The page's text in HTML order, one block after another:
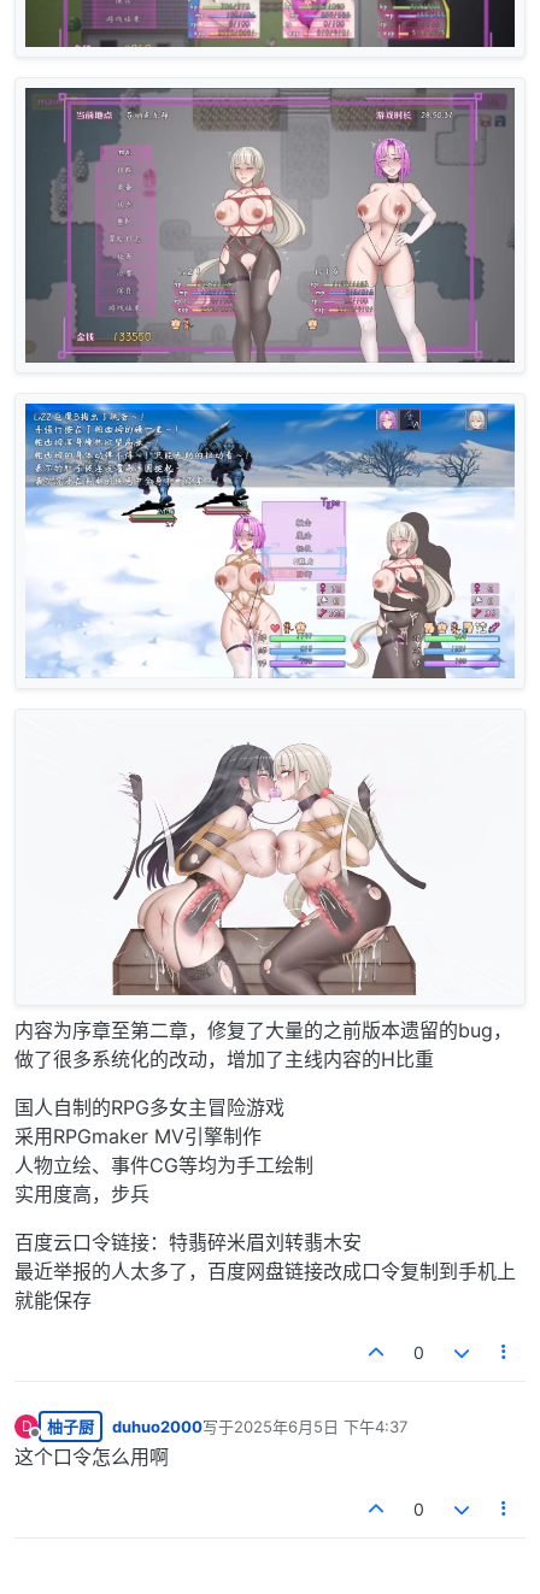
内容为序章至第二章，修复了大量的之前版本遗留的bug，
做了很多系统化的改动，增加了主线内容的H比重
国人自制的RPG多女主冒险游戏
采用RPGmaker MV引擎制作
人物立绘、事件CG等均为手工绘制
实用度高，步兵
百度云口令链接：特翡碎米眉刘转翡木安
最近举报的人太多了，百度网盘链接改成口令复制到手机上
就能保存
0
D
离线
柚子厨 duhuo2000写于2025年6月5日 下午4:37
最后由 编辑
这个口令怎么用啊
0